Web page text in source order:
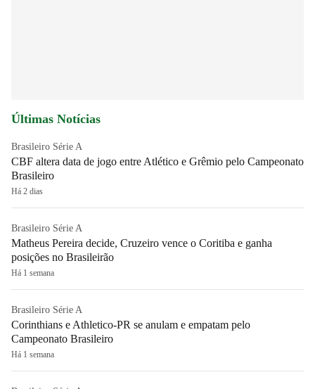
Últimas Notícias
Brasileiro Série A
CBF altera data de jogo entre Atlético e Grêmio pelo Campeonato
Brasileiro
Há 2 dias
Brasileiro Série A
Matheus Pereira decide, Cruzeiro vence o Coritiba e ganha
posições no Brasileirão
Há 1 semana
Brasileiro Série A
Corinthians e Athletico-PR se anulam e empatam pelo
Campeonato Brasileiro
Há 1 semana